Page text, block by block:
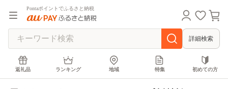
Pontaポイントでふるさと納税
詳細検索
返礼品 ランキング 地域 特集 初めての方